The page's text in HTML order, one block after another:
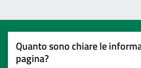
Quanto sono chiare le
pagina?